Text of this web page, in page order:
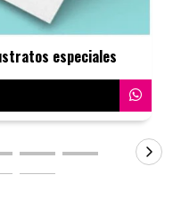
especiales